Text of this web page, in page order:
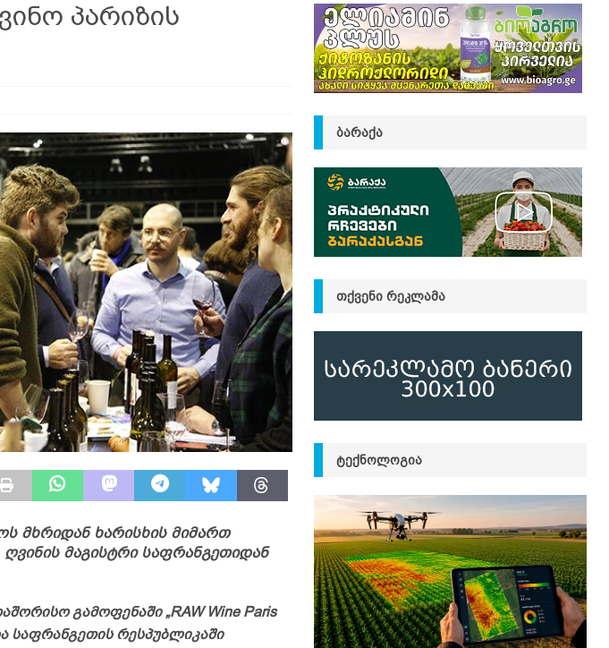
მსოფლიოში სწრაფად
პარიზის
მხრიდან ხარისხის მიმართ
მაგისტრი საფრანგეთიდან
გამოფენაში „RAW Wine Paris
საფრანგეთის რესპუბლიკაში
ᲑᲐᲠᲐᲥᲐ
ᲗᲥᲕᲔᲜᲘ ᲠᲔᲙᲚᲐᲛᲐ
ᲢᲔᲥᲜᲝᲚᲝᲒᲘᲐ